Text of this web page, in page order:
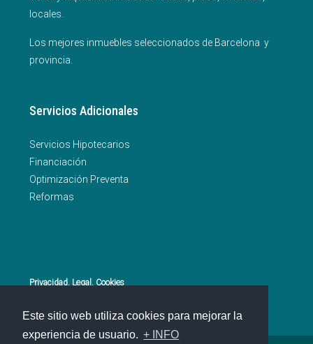
Este sitio web utiliza cookies para mejorar la
experiencia de usuario. + INFO
locales.
Los mejores inmuebles seleccionados de Barcelona y
provincia.
Servicios Adicionales
Servicios Hipotecarios
Financiación
Optimización Preventa
Reformas
Privacidad. Legal. Cookies